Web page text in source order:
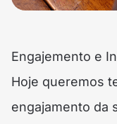
Engajemento e
Hoje queremos
engajamento da